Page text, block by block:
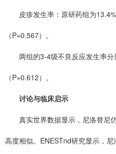
皮疹发生率：原研药组为
（P=0.567）。
两组的3-4级不良反应发生率分
（P=0.612）。
讨论与临床启示
真实世界数据显示，尼洛替尼
高度相似。ENESTnd研究显示，